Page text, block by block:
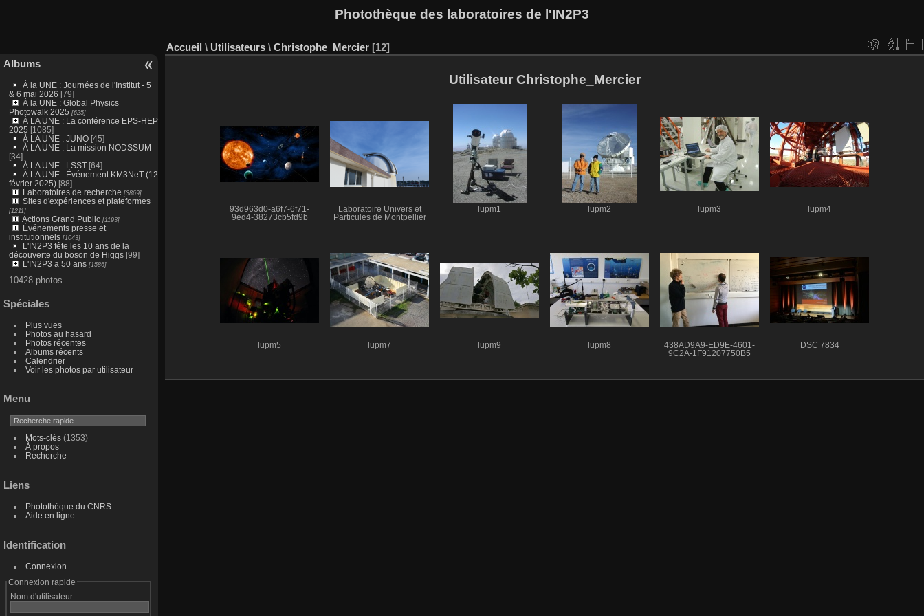
Photothèque des laboratoires de l'IN2P3
Albums
À la UNE : Journées de l'Institut - 5
& 6 mai 2026 [79]
À la UNE : Global Physics
Photowalk 2025 [625]
À LA UNE : La conférence EPS-HEP
2025 [1085]
À LA UNE : JUNO [45]
À LA UNE : La mission NODSSUM
[34]
À LA UNE : LSST[64]
À LA UNE : Événement KM3NeT (12
février 2025)[88]
Laboratoires de recherche [3869]
Sites d'expériences et plateformes
[1211]
Actions Grand Public[1193]
Événements presse et
institutionnels[1043]
L'IN2P3 fête les 10 ans de la
découverte du boson de Higgs[99]
L'IN2P3 a 50 ans[1586]
10428 photos
Spéciales
Plus vues
Photos au hasard
Photos récentes
Albums récents
Calendrier
Voir les photos par utilisateur
Menu
Mots-clés(1353)
À propos
Recherche
Liens
Photothèque du CNRS
Aide en ligne
Identification
Connexion
Connexion rapide
Nom d'utilisateur
Accueil \ Utilisateurs \ Christophe_Mercier 12
Utilisateur Christophe_Mercier
93d963d0-a6f7-6f71-
9ed4-38273cb5fd9b
Laboratoire Univers et
Particules de Montpellier
lupm1 lupm2 lupm3 lupm4
lupm5 lupm7 lupm9 lupm8
438AD9A9-ED9E-4601-
9C2A-1F91207750B5
DSC 7834